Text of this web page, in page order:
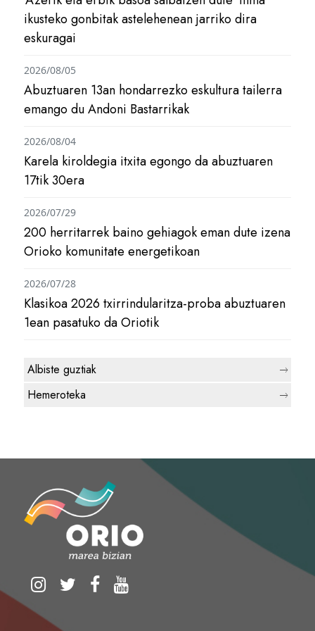
ikusteko gonbitak astelehenean jarriko dira
eskuragai
Abuztuaren 13an hondarrezko eskultura tailerra
emango du Andoni Bastarrikak
2026/08/05
Karela kiroldegia itxita egongo da abuztuaren
17tik 30era
2026/08/04
200 herritarrek baino gehiagok eman dute izena
Orioko komunitate energetikoan
2026/07/29
Klasikoa 2026 txirrindularitza-proba abuztuaren
1ean pasatuko da Oriotik
2026/07/28
Albiste guztiak
Hemeroteka